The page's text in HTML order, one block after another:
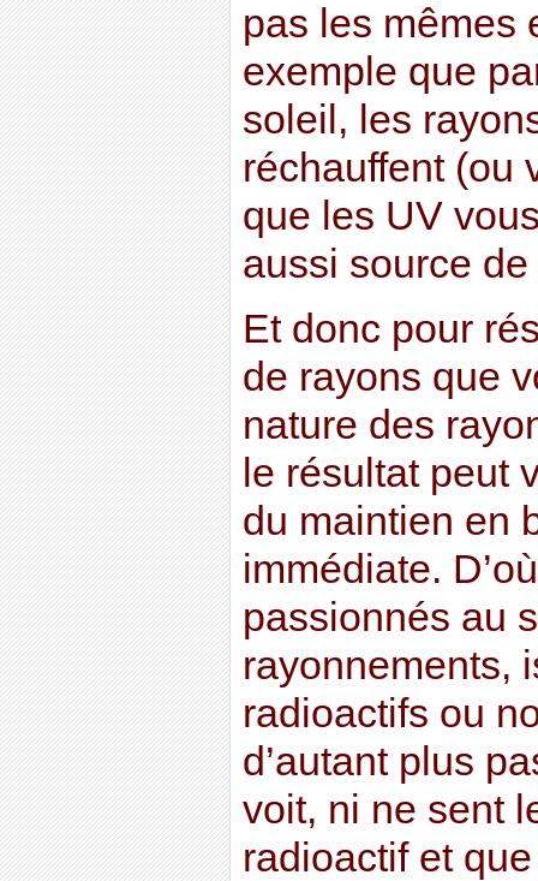
pas les mêmes
exemple que
soleil, les
réchauffent (ou
que les UV
aussi source
Et donc pour
de rayons que
nature des
le résultat peut
du maintien en
immédiate.
passionnés au
rayonnements,
radioactifs ou
d’autant plus
voit, ni ne sent
radioactif et